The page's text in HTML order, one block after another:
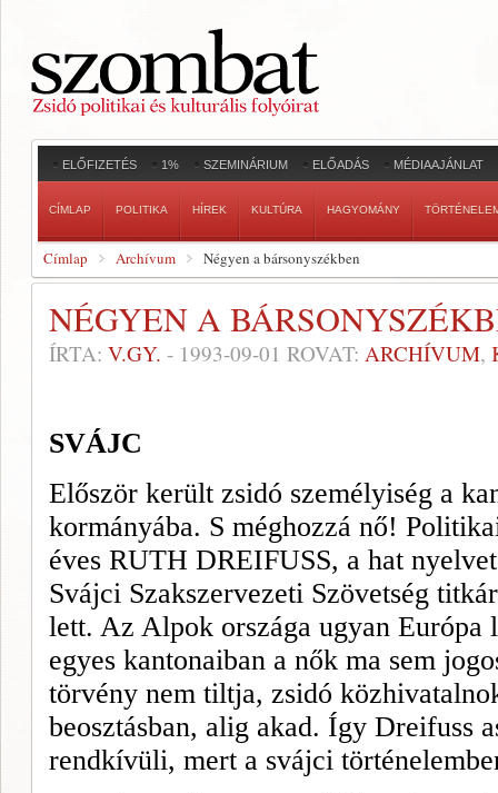
ELŐFIZETÉS 1% SZEMINÁRIUM ELŐADÁS MÉDIAAJÁNLAT
CÍMLAP POLITIKA HÍREK KULTÚRA HAGYOMÁNY
Címlap Archívum Négyen a bársonyszékben
NÉGYEN A
ÍRTA: V.GY. - 1993-09-01 ROVAT: ARCHÍVUM,
SVÁJC
Először került zsidó személyiség a
kormányába. S méghozzá nő!
éves RUTH DREIFUSS, a hat
Svájci Szakszervezeti Szövetség
lett. Az Alpok országa ugyan Európa
egyes kantonaiban a nők ma sem
törvény nem tiltja, zsidó
beosztásban, alig akad. Így Dreifuss
rendkívüli, mert a svájci